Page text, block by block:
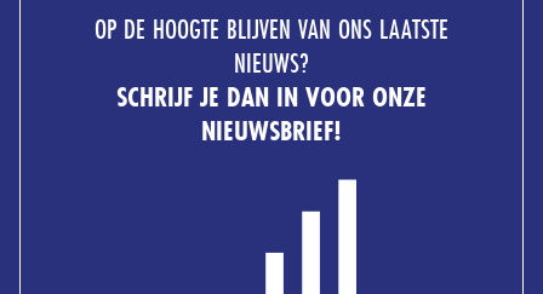
OP DE HOOGTE BLIJVEN VAN ONS LAATSTE
NIEUWS?
SCHRIJF JE DAN IN VOOR ONZE
NIEUWSBRIEF!